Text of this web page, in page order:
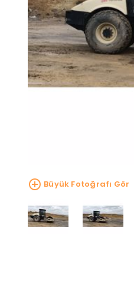
Büyük Fotoğrafı Gör